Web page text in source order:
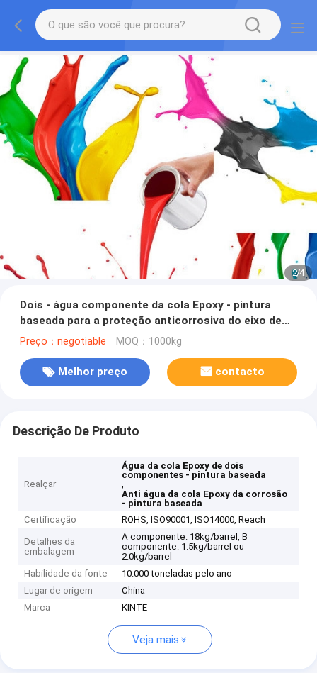
2/4
Dois - água componente da cola Epoxy - pintura
baseada para a proteção anticorrosiva do eixo de
transmissão
Preço：negotiable MOQ：1000kg
Melhor preço contacto
Descrição De Produto
Realçar
Água da cola Epoxy de dois
componentes - pintura baseada
,
Anti água da cola Epoxy da corrosão
- pintura baseada
Certificação
ROHS, ISO90001, ISO14000, Reach
Detalhes da
embalagem
A componente: 18kg/barrel, B
componente: 1.5kg/barrel ou
2.0kg/barrel
Habilidade da fonte
10.000 toneladas pelo ano
Lugar de origem
China
Marca
KINTE
Veja mais